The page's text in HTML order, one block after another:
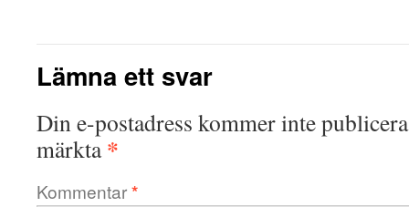
Lämna ett svar
Din e-postadress kommer inte
märkta*
Kommentar*